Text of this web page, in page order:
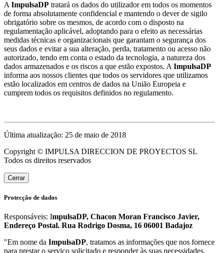
A ImpulsaDP tratará os dados do utilizador em todos os momentos
de forma absolutamente confidencial e mantendo o dever de sigilo
obrigatório sobre os mesmos, de acordo com o disposto na
regulamentação aplicável, adoptando para o efeito as necessárias
medidas técnicas e organizacionais que garantam o segurança dos
seus dados e evitar a sua alteração, perda, tratamento ou acesso não
autorizado, tendo em conta o estado da tecnologia, a natureza dos
dados armazenados e os riscos a que estão expostos. A ImpulsaDP
informa aos nossos clientes que todos os servidores que utilizamos
estão localizados em centros de dados na União Europeia e
cumprem todos os requisitos definidos no regulamento.
Última atualização: 25 de maio de 2018
Copyright © IMPULSA DIRECCION DE PROYECTOS SL
Todos os direitos reservados
Cerrar
Protecção de dados
Responsáveis: ImpulsaDP, Chacon Moran Francisco Javier,
Endereço Postal. Rua Rodrigo Dosma, 16 06001 Badajoz
"Em nome da ImpulsaDP, tratamos as informações que nos fornece
para prestar o serviço solicitado e responder às suas necessidades.